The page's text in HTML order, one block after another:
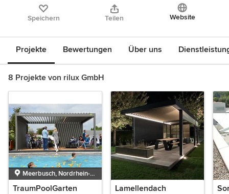
Speichern Teilen Website
Projekte Bewertungen Über uns
8 Projekte von rilux GmbH
Meerbusch, Nordrhein-
Westfalen
TraumPoolGarten Lamellendach